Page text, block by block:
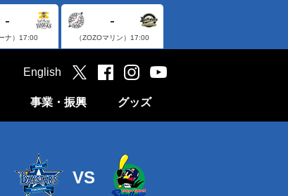
-
ナ） 17:00
-
（ZOZOマリン） 17:00
事業・振興 グッズ
English
VS